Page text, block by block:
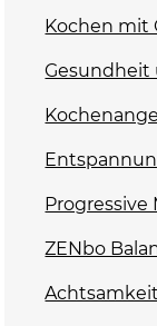
Kochen mit
Gesundheit
ZENbo